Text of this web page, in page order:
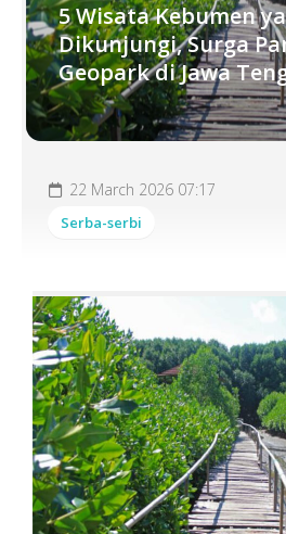
5 Wisata Kebumen
Dikunjungi, Surga
Geopark di Jawa
22 March 2026 07:17
Serba-serbi